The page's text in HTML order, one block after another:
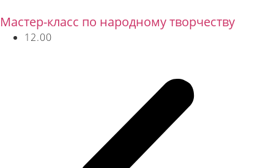
Мастер-класс по народному творчеству
12.00